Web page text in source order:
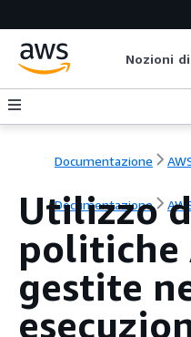
Nozioni di
Documentazione
Documentazione
Utilizzo
politiche
gestite